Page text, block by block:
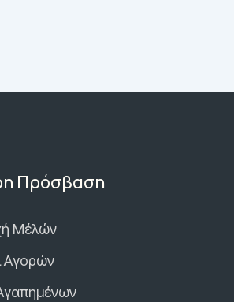
Πρόσβαση
Μέλών
Αγορών